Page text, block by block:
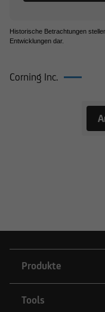
Historische Betrachtungen
Entwicklungen dar.
Corning Inc.
Produkte
Tools